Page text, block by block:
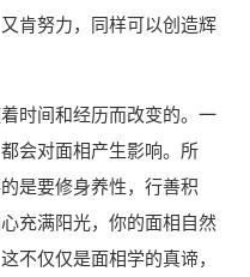
肯努力，同样可以创造辉
时间和经历而改变的。一
会对面相产生影响。所
是要修身养性，行善积
充满阳光，你的面相自然
不仅仅是面相学的真谛，